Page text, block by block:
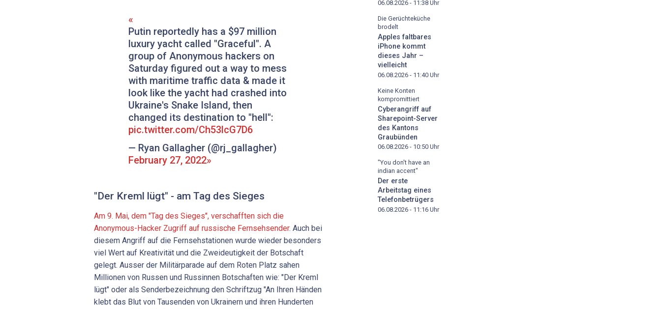
Putin reportedly has a $97 million
luxury yacht called "Graceful". A
group of Anonymous hackers on
Saturday figured out a way to mess
with maritime traffic data & made it
look like the yacht had crashed into
Ukraine's Snake Island, then
changed its destination to "hell":
pic.twitter.com/Ch53lcG7D6
— Ryan Gallagher (@rj_gallagher)
February 27, 2022
"Der Kreml lügt" - am Tag des Sieges
Am 9. Mai, dem "Tag des Sieges", verschafften sich die
Anonymous-Hacker Zugriff auf russische Fernsehsender. Auch bei
diesem Angriff auf die Fernsehstationen wurde wieder besonders
viel Wert auf Kreativität und die Zweideutigkeit der Botschaft
gelegt. Ausser der Militärparade auf dem Roten Platz sahen
Millionen von Russen und Russinnen Botschaften wie: "Der Kreml
lügt" oder als Senderbezeichnung den Schriftzug "An Ihren Händen
klebt das Blut von Tausenden von Ukrainern und ihren Hunderten
06.08.2026 - 11:38 Uhr
Die Gerüchteküche
brodelt
Apples faltbares
iPhone kommt
dieses Jahr –
vielleicht
06.08.2026 - 11:40 Uhr
Keine Konten
kompromittiert
Cyberangriff auf
Sharepoint-Server
des Kantons
Graubünden
06.08.2026 - 10:50 Uhr
"You don't have an
indian accent"
Der erste
Arbeitstag eines
Telefonbetrügers
06.08.2026 - 11:16 Uhr